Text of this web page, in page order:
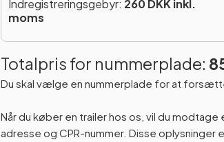
Indregistreringsgebyr: 260 DKK inkl.
moms
Totalpris for nummerplade:
Du skal vælge en nummerplade for at
Når du køber en trailer hos os, vil du
adresse og CPR-nummer. Disse